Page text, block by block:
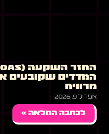
המדדים שקובעים
מרוויח
אפריל 9, 2026
לכתבה המלאה »